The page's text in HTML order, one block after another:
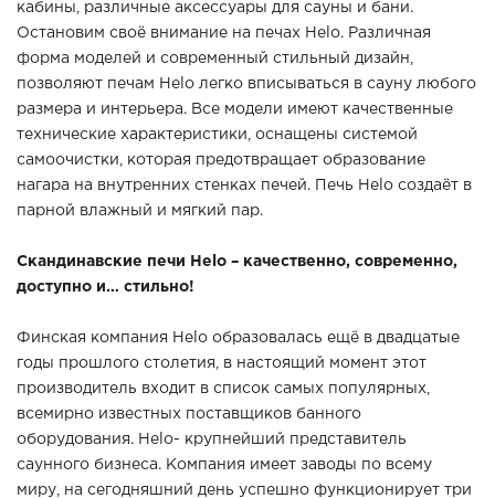
кабины, различные аксессуары для сауны и бани.
Остановим своё внимание на печах Helo. Различная
форма моделей и современный стильный дизайн,
позволяют печам Helo легко вписываться в сауну любого
размера и интерьера. Все модели имеют качественные
технические характеристики, оснащены системой
самоочистки, которая предотвращает образование
нагара на внутренних стенках печей. Печь Helo создаёт в
парной влажный и мягкий пар.
Скандинавские печи Helo – качественно, современно,
доступно и… стильно!
Финская компания Helo образовалась ещё в двадцатые
годы прошлого столетия, в настоящий момент этот
производитель входит в список самых популярных,
всемирно известных поставщиков банного
оборудования. Helo- крупнейший представитель
саунного бизнеса. Компания имеет заводы по всему
миру, на сегодняшний день успешно функционирует три